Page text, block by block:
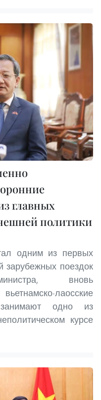
главных
политики
одним из первых
зарубежных поездок
вновь
лаосские
одно из
курсе